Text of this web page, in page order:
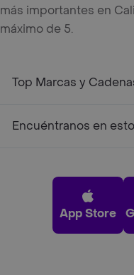
más importantes en
máximo de 5.
Top Marcas y
Encuéntranos en
App Store